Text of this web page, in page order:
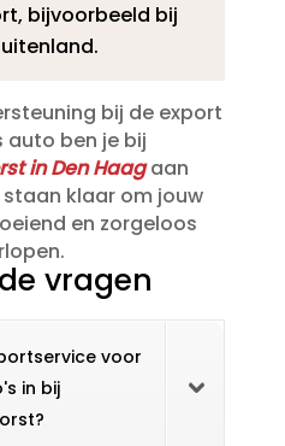
bijvoorbeeld bij
bij de export
auto ben je bij
in Den Haagaan
klaar om jouw
en zorgeloos
vragen
voor
in bij